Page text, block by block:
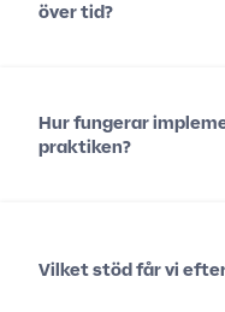
över tid?
Hur fungerar
praktiken?
Vilket stöd får vi